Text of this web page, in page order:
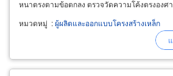
หนาตรงตามข้อตกลง ตรวจวัดความโค้งตรงองศา
ที่ต้องการ
และ บริการจัดส่งชิ้นงาน ทำไมต้องเลือก
หมวดหมู่ :ผู้ผลิตและออกแบบโครงสร้างเหล็ก